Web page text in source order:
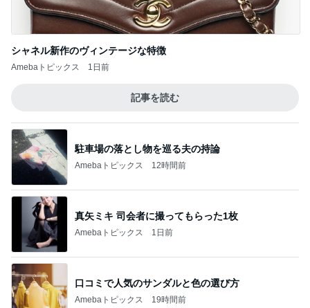
マックのナゲットキャンペーン
Amebaトピックス
記事を読む
久しぶりに月を見て泣けてきた訳
Amebaトピックス 16時間前